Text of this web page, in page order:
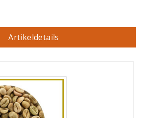
Artikeldetails